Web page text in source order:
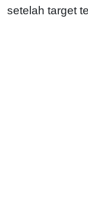
setelah target